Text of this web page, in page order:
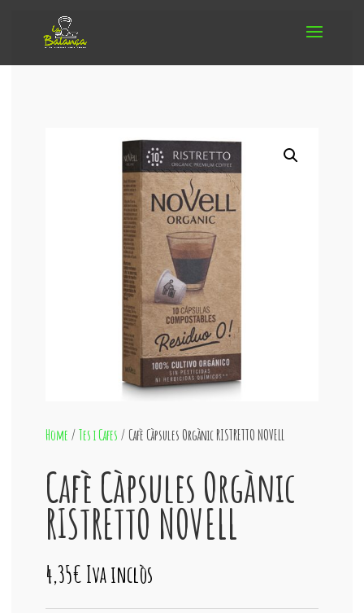
Home /Tes i Cafes / Cafè Càpsules Orgànic RISTRETTO NOVELL
Cafè Càpsules Orgànic
RISTRETTO NOVELL
4,35€ Iva inclòs